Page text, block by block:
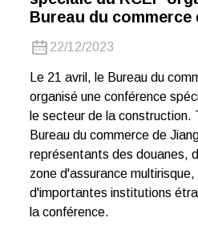
Bureau du commerce
22/12/2023
Le 21 avril, le Bureau du
organisé une conférence
le secteur de la construction.
Bureau du commerce de
représentants des douanes,
zone d'assurance
d'importantes institutions
la conférence.